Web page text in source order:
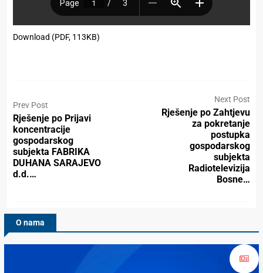
Download (PDF, 113KB)
Prev Post
Rješenje po Prijavi
koncentracije
gospodarskog
subjekta FABRIKA
DUHANA SARAJEVO
d.d.…
Next Post
Rješenje po Zahtjevu
za pokretanje
postupka
gospodarskog
subjekta
Radiotelevizija
Bosne…
O nama